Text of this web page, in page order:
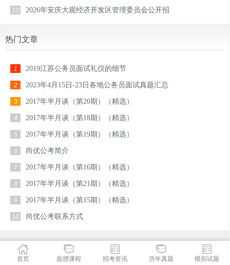
10 2026年安庆大观经济开发区管理委员会公开招
热门文章
1 2019江苏公务员面试礼仪的细节
2 2023年4月15日-23日各地公务员面试真题汇总
3 2017年半月谈（第20期）（精选）
4 2017年半月谈（第18期）（精选）
5 2017年半月谈（第19期）（精选）
6 尚优公考简介
7 2017年半月谈（第16期）（精选）
8 2017年半月谈（第21期）（精选）
9 2017年半月谈（第15期）（精选）
10 尚优公考联系方式
首页 面授课程 招考资讯 历年真题 模拟试题